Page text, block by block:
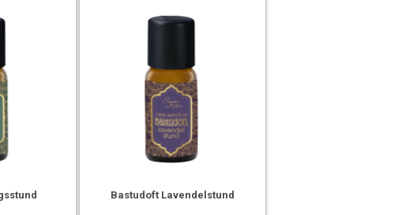
Bastudoft Lavendelstund